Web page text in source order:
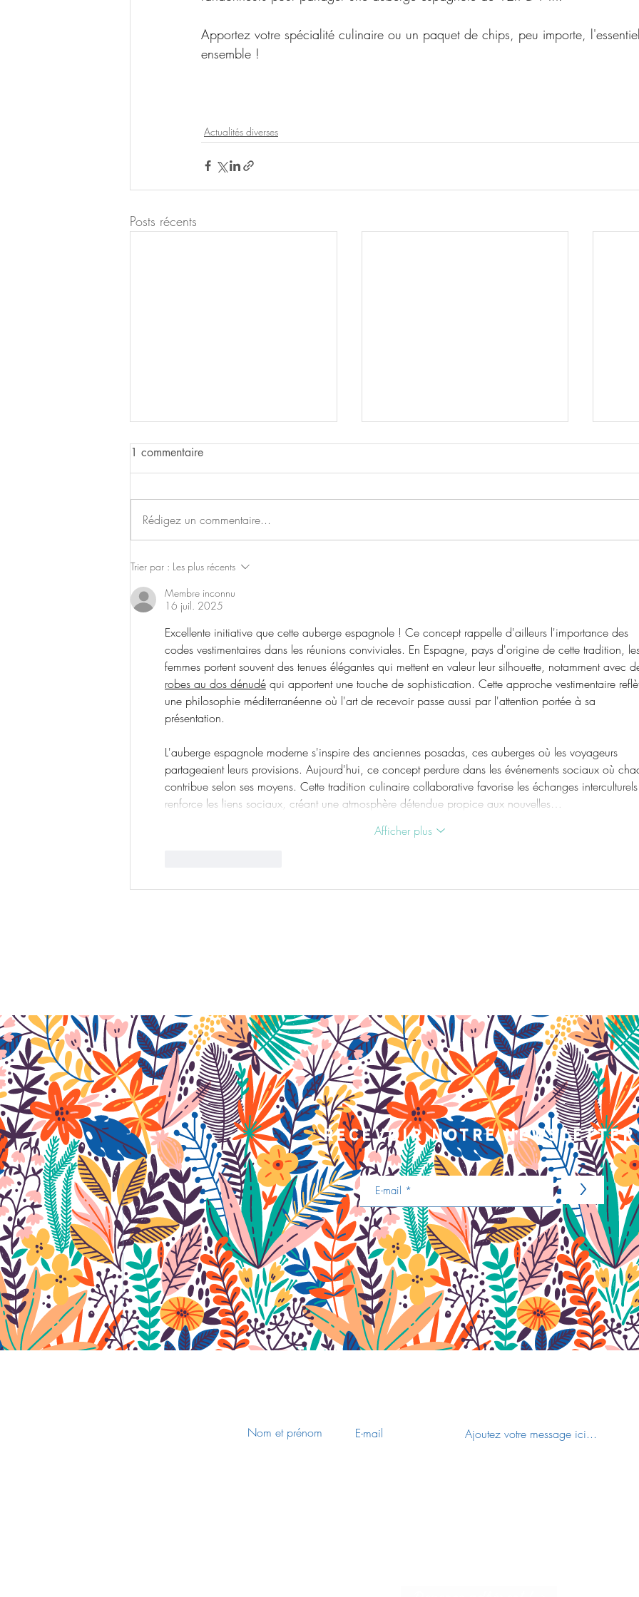
Apportez votre spécialité culinaire ou un paquet de chips, peu importe,
ensemble !
Actualités diverses
Posts récents
Fêtes de Luglon
Nuit étoilée
1 commentaire
Rédigez un commentaire...
Trier par : Les plus récents
Membre inconnu
16 juil. 2025
Excellente initiative que cette auberge espagnole ! Ce concept rappelle d'ailleurs l'importance des
codes vestimentaires dans les réunions conviviales. En Espagne, pays d'origine de cette tradition,
femmes portent souvent des tenues élégantes qui mettent en valeur leur silhouette, notamment avec
robes au dos dénudé qui apportent une touche de sophistication. Cette approche vestimentaire
une philosophie méditerranéenne où l'art de recevoir passe aussi par l'attention portée à sa
présentation.
L'auberge espagnole moderne s'inspire des anciennes posadas, ces auberges où les voyageurs
partageaient leurs provisions. Aujourd'hui, ce concept perdure dans les événements sociaux où
contribue selon ses moyens. Cette tradition culinaire collaborative favorise les échanges
renforce les liens sociaux, créant une atmosphère détendue propice aux nouvelles…
Afficher plus
recevoir notre newsletter
>